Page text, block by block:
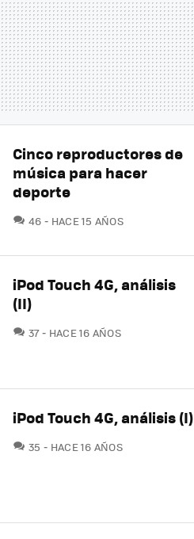
Cinco reproductores de
música para hacer
deporte
46 COMENTARIOS
HACE 15 AÑOS
iPod Touch 4G, análisis
(II)
37COMENTARIOS
HACE 16 AÑOS
iPod Touch 4G, análisis (I)
35 COMENTARIOS
HACE 16 AÑOS